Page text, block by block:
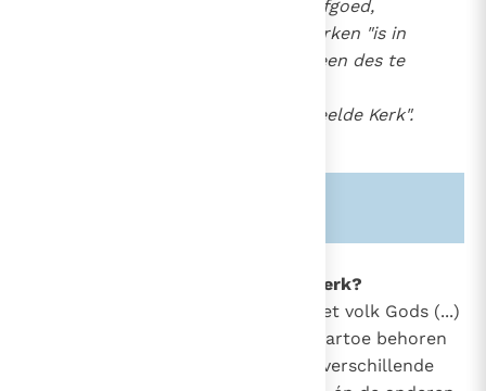
theologisch en geestelijk erfgoed,
eigen aan de plaatselijke kerken "is in
haar streven naar eenheid een des te
katholiciteit van de onverdeelde Kerk".
Wie behoort tot de katholieke Kerk?
"Tot de katholieke eenheid van het volk Gods (...)
zijn alle mensen geroepen; en daartoe behoren
of daarop zijn gericht, zij het op verschillende